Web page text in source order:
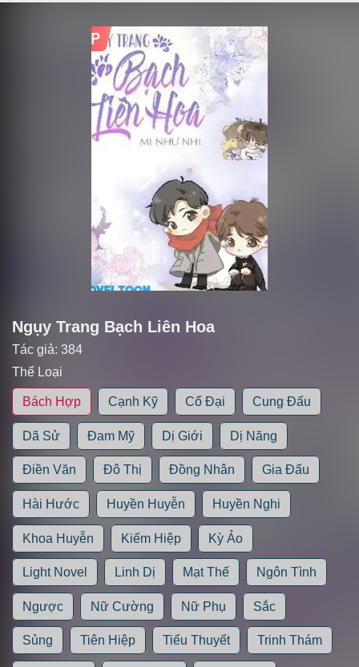
Ngụy Trang Bạch Liên Hoa
Tác giả: 384
Thể Loại
Bách Hợp Cạnh Kỹ Cổ Đại Cung Đấu
Dã Sử Đam Mỹ Dị Giới Dị Năng
Điền Văn Đô Thị Đồng Nhân Gia Đấu
Hài Hước Huyền Huyễn Huyền Nghi
Khoa Huyễn Kiếm Hiệp Kỳ Ảo
Light Novel Linh Dị Mạt Thế Ngôn Tình
Ngược Nữ Cường Nữ Phụ Sắc
Sủng Tiên Hiệp Tiểu Thuyết Trinh Thám